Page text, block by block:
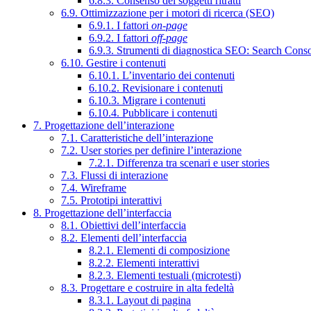
6.9. Ottimizzazione per i motori di ricerca (SEO)
6.9.1. I fattori on-page
6.9.2. I fattori off-page
6.9.3. Strumenti di diagnostica SEO: Search
6.10. Gestire i contenuti
6.10.1. L’inventario dei contenuti
6.10.2. Revisionare i contenuti
6.10.3. Migrare i contenuti
6.10.4. Pubblicare i contenuti
7. Progettazione dell’interazione
7.1. Caratteristiche dell’interazione
7.2. User stories per definire l’interazione
7.2.1. Differenza tra scenari e user stories
7.3. Flussi di interazione
7.4. Wireframe
7.5. Prototipi interattivi
8. Progettazione dell’interfaccia
8.1. Obiettivi dell’interfaccia
8.2. Elementi dell’interfaccia
8.2.1. Elementi di composizione
8.2.2. Elementi interattivi
8.2.3. Elementi testuali (microtesti)
8.3. Progettare e costruire in alta fedeltà
8.3.1. Layout di pagina